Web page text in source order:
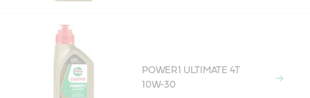
POWER1 ULTIMATE 4T
10W-30